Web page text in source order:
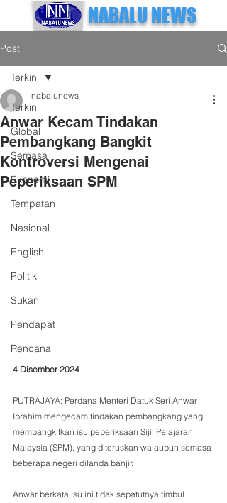
NABALU NEWS
Post
Terkini
Global
Semasa
Ekonomi
Tempatan
Nasional
English
Politik
Sukan
Pendapat
Rencana
Terkini
Anwar Kecam Tindakan
Pembangkang Bangkit
Kontroversi Mengenai
Peperiksaan SPM
nabalunews
4 Disember 2024
PUTRAJAYA: Perdana Menteri Datuk Seri Anwar
Ibrahim mengecam tindakan pembangkang yang
membangkitkan isu peperiksaan Sijil Pelajaran
Malaysia (SPM), yang diteruskan walaupun semasa
beberapa negeri dilanda banjir.
Anwar berkata isu ini tidak sepatutnya timbul